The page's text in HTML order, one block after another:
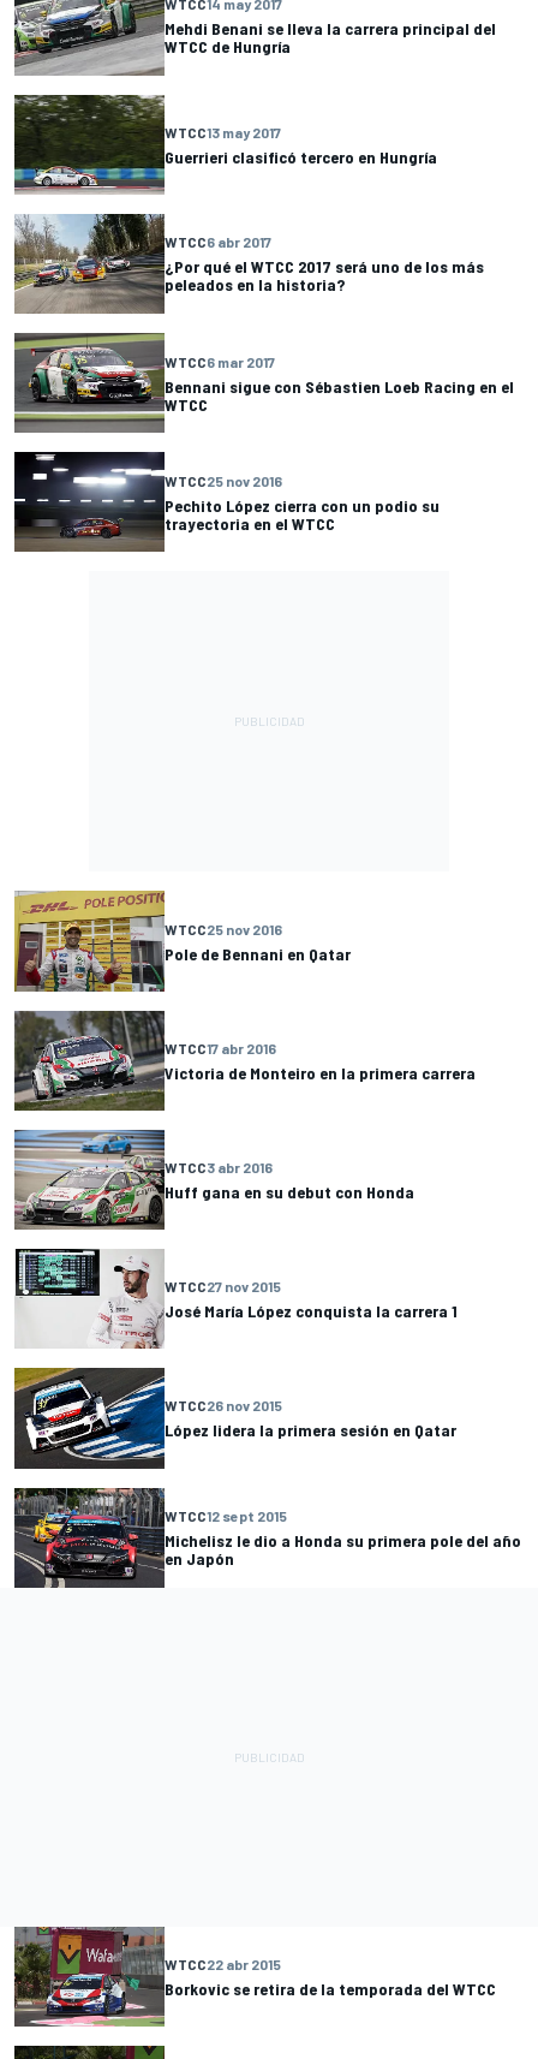
WTCC14 may 2017
Mehdi Benani se lleva la carrera principal del
WTCC de Hungría
WTCC13 may 2017
Guerrieri clasificó tercero en Hungría
WTCC6 abr 2017
¿Por qué el WTCC 2017 será uno de los más
peleados en la historia?
WTCC6 mar 2017
Bennani sigue con Sébastien Loeb Racing en el
WTCC
WTCC25 nov 2016
Pechito López cierra con un podio su
trayectoria en el WTCC
WTCC25 nov 2016
Pole de Bennani en Qatar
WTCC17 abr 2016
Victoria de Monteiro en la primera carrera
WTCC3 abr 2016
Huff gana en su debut con Honda
WTCC27 nov 2015
José María López conquista la carrera 1
WTCC26 nov 2015
López lidera la primera sesión en Qatar
WTCC12 sept 2015
Michelisz le dio a Honda su primera pole del año
en Japón
WTCC22 abr 2015
Borkovic se retira de la temporada del WTCC